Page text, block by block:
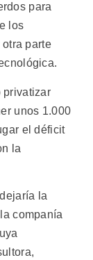
para
los
parte
privatizar
unos 1.000
el déficit
la
la
companía